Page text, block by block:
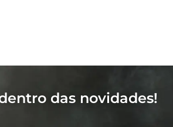
das novidades!